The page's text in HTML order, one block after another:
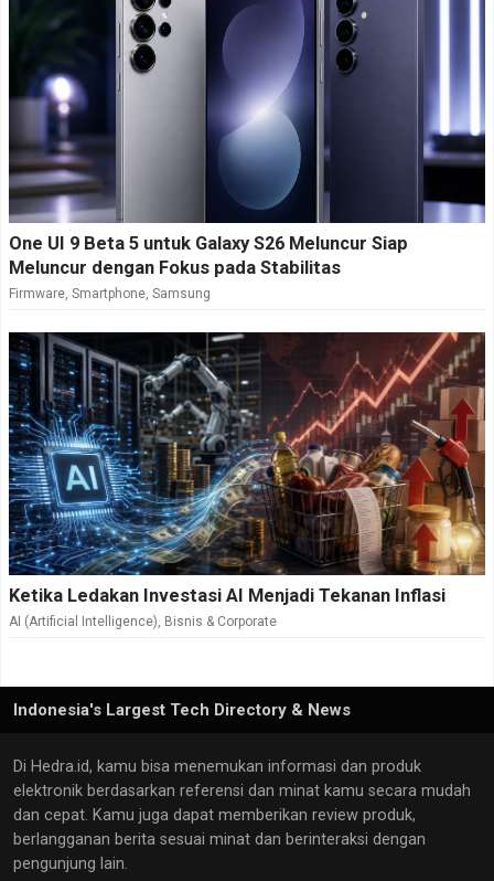
One UI 9 Beta 5 untuk Galaxy S26 Meluncur Siap
Meluncur dengan Fokus pada Stabilitas
Firmware Smartphone Samsung
Ketika Ledakan Investasi AI Menjadi Tekanan Inflasi
AI (Artificial Intelligence) Bisnis & Corporate
Indonesia's Largest Tech Directory & News
Di Hedra.id, kamu bisa menemukan informasi dan produk
elektronik berdasarkan referensi dan minat kamu secara mudah
dan cepat. Kamu juga dapat memberikan review produk,
berlangganan berita sesuai minat dan berinteraksi dengan
pengunjung lain.